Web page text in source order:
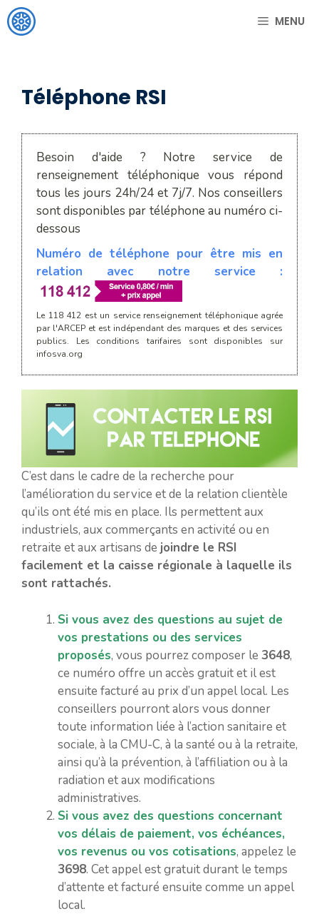
Aller
au
MENU
Téléphone RSI
Besoin d'aide ? Notre service de
renseignement téléphonique vous répond
tous les jours 24h/24 et 7j/7. Nos conseillers
sont disponibles par téléphone au numéro ci-
dessous
Numéro de téléphone pour être mis en
relation avec notre service :
Le 118 412 est un service renseignement téléphonique agrée
par l'ARCEP et est indépendant des marques et des services
publics. Les conditions tarifaires sont disponibles sur
infosva.org
C’est dans le cadre de la recherche pour
l’amélioration du service et de la relation clientèle
qu’ils ont été mis en place. Ils permettent aux
industriels, aux commerçants en activité ou en
retraite et aux artisans de joindre le RSI
facilement et la caisse régionale à laquelle ils
sont rattachés.
Si vous avez des questions au sujet de
vos prestations ou des services
proposés, vous pourrez composer le 3648,
ce numéro offre un accès gratuit et il est
ensuite facturé au prix d’un appel local. Les
conseillers pourront alors vous donner
toute information liée à l’action sanitaire et
sociale, à la CMU-C, à la santé ou à la retraite,
ainsi qu’à la prévention, à l’affiliation ou à la
radiation et aux modifications
administratives.
Si vous avez des questions concernant
vos délais de paiement, vos échéances,
vos revenus ou vos cotisations, appelez le
3698. Cet appel est gratuit durant le temps
d’attente et facturé ensuite comme un appel
local.